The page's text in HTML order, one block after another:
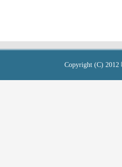
Copyright (C) 2012